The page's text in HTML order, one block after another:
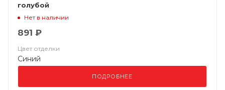
голубой
Нет в наличии
891 ₽
Цвет отделки
Синий
ПОДРОБНЕЕ